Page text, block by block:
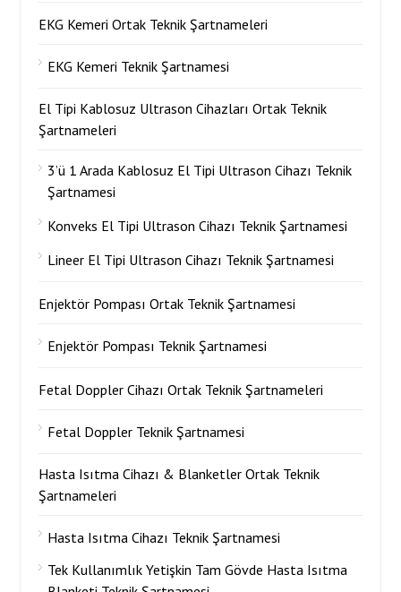
EKG Kemeri Ortak Teknik Şartnameleri
EKG Kemeri Teknik Şartnamesi
El Tipi Kablosuz Ultrason Cihazları Ortak Teknik
Şartnameleri
3’ü 1 Arada Kablosuz El Tipi Ultrason Cihazı Teknik
Şartnamesi
Konveks El Tipi Ultrason Cihazı Teknik Şartnamesi
Lineer El Tipi Ultrason Cihazı Teknik Şartnamesi
Enjektör Pompası Ortak Teknik Şartnamesi
Enjektör Pompası Teknik Şartnamesi
Fetal Doppler Cihazı Ortak Teknik Şartnameleri
Fetal Doppler Teknik Şartnamesi
Hasta Isıtma Cihazı & Blanketler Ortak Teknik
Şartnameleri
Hasta Isıtma Cihazı Teknik Şartnamesi
Tek Kullanımlık Yetişkin Tam Gövde Hasta Isıtma